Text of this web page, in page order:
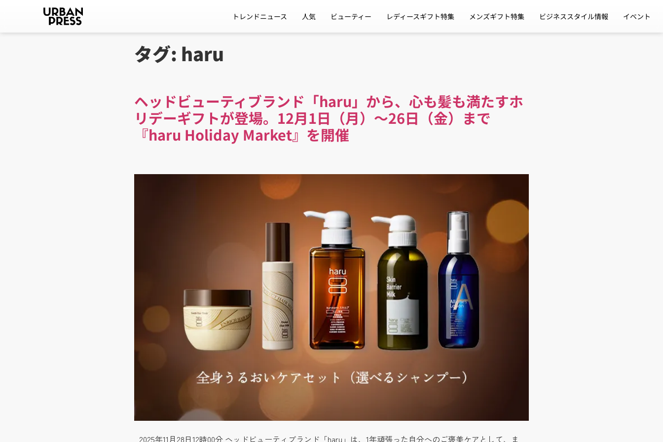
トレンドニュース 人気 ビューティー レディースギフト特集 メンズギフト特集 ビジネススタイル情報 イベント
タグ: haru
ヘッドビューティブランド「haru」から、心も髪も満たすホ
リデーギフトが登場。12月1日（月）〜26日（金）まで
『haru Holiday Market』を開催
2025年11月28日12時00分 ヘッドビューティブランド「haru」は、1年頑張った自分へのご褒美ケアとして、ま